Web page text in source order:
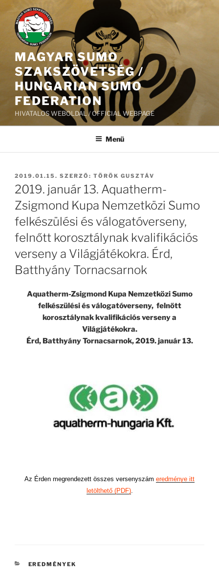
Tartalomhoz
MAGYAR SUMO
SZAKSZÖVETSÉG /
HUNGARIAN SUMO
FEDERATION
HIVATALOS WEBOLDAL / OFFICIAL WEBPAGE
Menü
BEKÜLDVE:
2019.01.15. SZERZŐ: TÖRÖK GUSZTÁV
2019. január 13. Aquatherm-
Zsigmond Kupa Nemzetközi Sumo
felkészülési és válogatóverseny,
felnőtt korosztálynak kvalifikációs
verseny a Világjátékokra. Érd,
Batthyány Tornacsarnok
Aquatherm-Zsigmond Kupa Nemzetközi Sumo
felkészülési és válogatóverseny, felnőtt
korosztálynak kvalifikációs verseny a
Világjátékokra.
Érd, Batthyány Tornacsarnok, 2019. január 13.
Az Érden megrendezett összes versenyszám eredménye itt
letölthető (PDF).
KATEGÓRIÁK
EREDMÉNYEK